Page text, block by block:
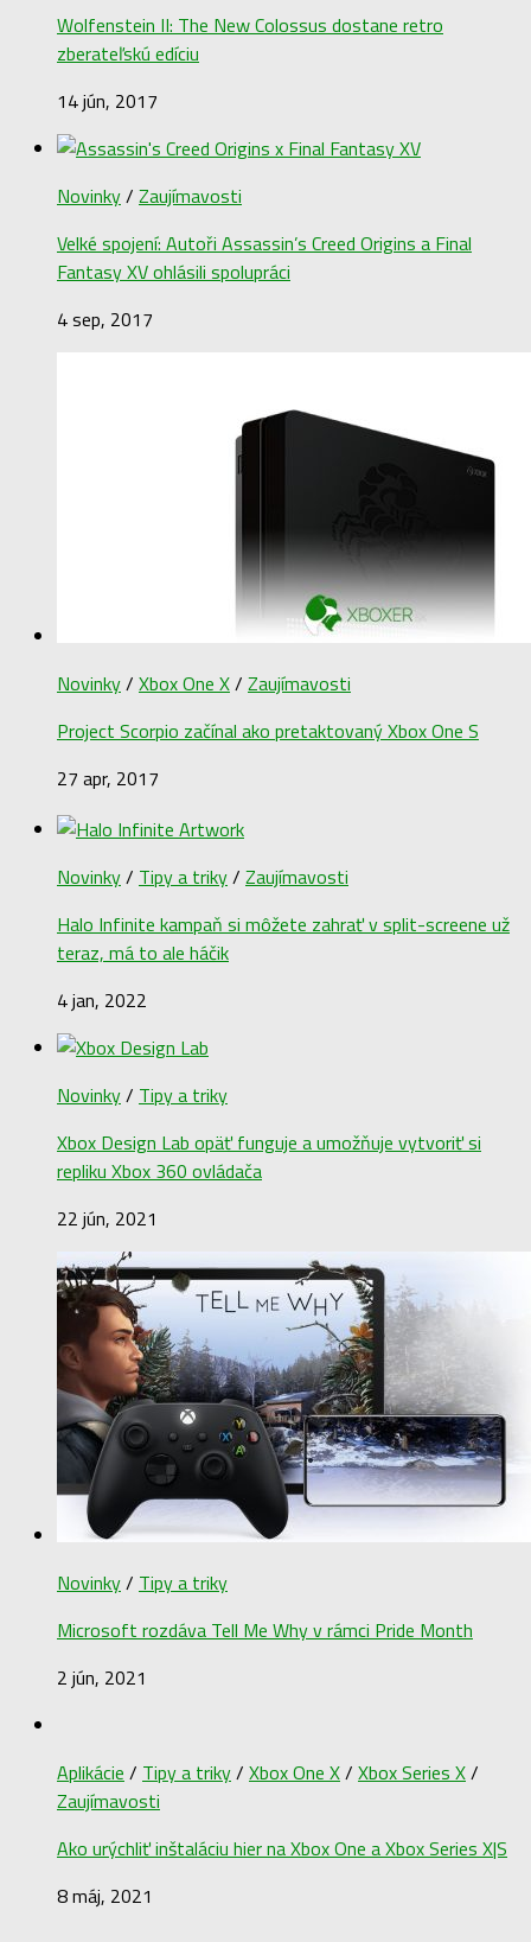
Wolfenstein II: The New Colossus dostane retro
zberateľskú edíciu
14 jún, 2017
Novinky/ Zaujímavosti
Velké spojení: Autoři Assassin’s Creed Origins a Final
Fantasy XV ohlásili spolupráci
4 sep, 2017
Novinky/ Xbox One X/ Zaujímavosti
Project Scorpio začínal ako pretaktovaný Xbox One S
27 apr, 2017
Novinky/ Tipy a triky/ Zaujímavosti
Halo Infinite kampaň si môžete zahrať v split-screene už
teraz, má to ale háčik
4 jan, 2022
Novinky/ Tipy a triky
Xbox Design Lab opäť funguje a umožňuje vytvoriť si
repliku Xbox 360 ovládača
22 jún, 2021
Novinky/ Tipy a triky
Microsoft rozdáva Tell Me Why v rámci Pride Month
2 jún, 2021
Aplikácie / Tipy a triky/ Xbox One X/ Xbox Series X/
Zaujímavosti
Ako urýchliť inštaláciu hier na Xbox One a Xbox Series X|S
8 máj, 2021